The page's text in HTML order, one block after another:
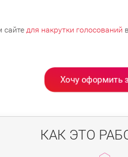
сайте для накрутки голосований
Хочу оформить
КАК ЭТО